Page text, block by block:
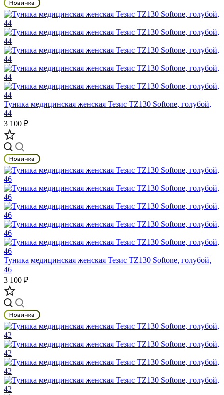
Туника медицинская женская Тезис TZ130 Softone, голубой,
44
3 100 ₽
Туника медицинская женская Тезис TZ130 Softone, голубой,
46
3 100 ₽